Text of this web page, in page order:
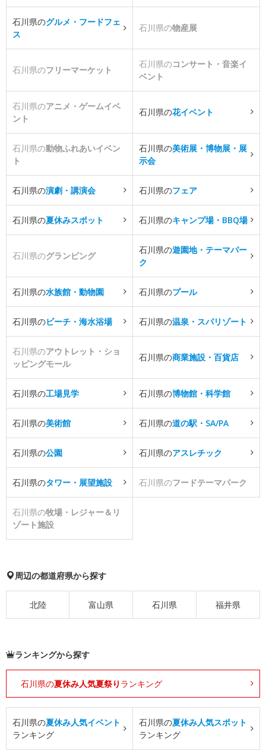
石川県のグルメ・フードフェ
ス
石川県の物産展
石川県のフリーマーケット
石川県のコンサート・音楽イ
ベント
石川県のアニメ・ゲームイベ
ント
石川県の花イベント
石川県の動物ふれあいイベン
ト
石川県の美術展・博物展・展
示会
石川県の演劇・講演会 石川県のフェア
石川県の夏休みスポット 石川県のキャンプ場・BBQ場
石川県のグランピング
石川県の遊園地・テーマパー
ク
石川県の水族館・動物園 石川県のプール
石川県のビーチ・海水浴場 石川県の温泉・スパリゾート
石川県のアウトレット・ショ
ッピングモール
石川県の商業施設・百貨店
石川県の工場見学 石川県の博物館・科学館
石川県の美術館 石川県の道の駅・SA/PA
石川県の公園 石川県のアスレチック
石川県のタワー・展望施設 石川県のフードテーマパーク
石川県の牧場・レジャー＆リ
ゾート施設
周辺の都道府県から探す
北陸 富山県 石川県 福井県
ランキングから探す
石川県の夏休み人気夏祭り ランキング
石川県の夏休み人気イベント
ランキング
石川県の夏休み人気スポット
ランキング